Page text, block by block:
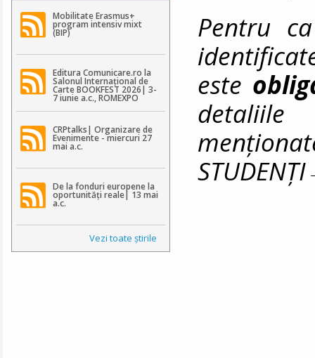
Mobilitate Erasmus+
program intensiv mixt
(BIP)
Editura Comunicare.ro la
Salonul Internațional de
Carte BOOKFEST 2026| 3-
7 iunie a.c., ROMEXPO
CRPtalks| Organizare de
Evenimente - miercuri 27
mai a.c.
De la fonduri europene la
oportunități reale| 13 mai
a.c.
Vezi toate ştirile
Pentru
este